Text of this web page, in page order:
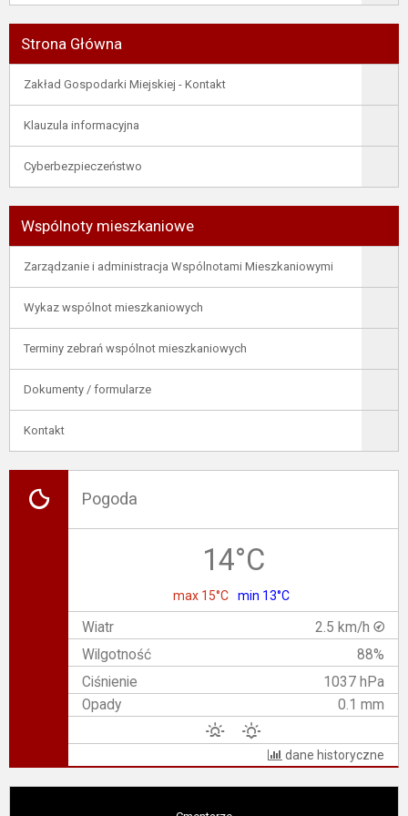
Strona Główna
Zakład Gospodarki Miejskiej - Kontakt
Klauzula informacyjna
Cyberbezpieczeństwo
Wspólnoty mieszkaniowe
Zarządzanie i administracja Wspólnotami Mieszkaniowymi
Wykaz wspólnot mieszkaniowych
Terminy zebrań wspólnot mieszkaniowych
Dokumenty / formularze
Kontakt
Pogoda
14°C
max 15°C min 13°C
Wiatr
2.5 km/h
Wilgotność
88%
Ciśnienie
1037 hPa
Opady
0.1 mm
dane historyczne